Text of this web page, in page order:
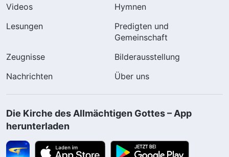
Videos
Hymnen
Lesungen
Predigten und
Gemeinschaft
Zeugnisse
Bilderausstellung
Nachrichten
Über uns
Die Kirche des Allmächtigen Gottes – App
herunterladen